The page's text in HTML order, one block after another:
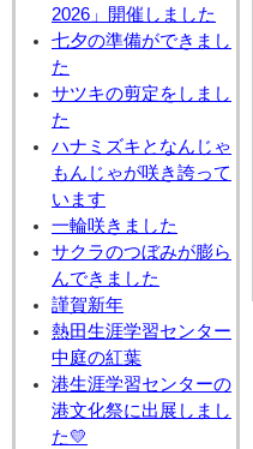
2026」開催しました
七夕の準備ができまし
た
サツキの剪定をしまし
た
ハナミズキとなんじゃ
もんじゃが咲き誇って
います
一輪咲きました
サクラのつぼみが膨ら
んできました
謹賀新年
熱田生涯学習センター
中庭の紅葉
港生涯学習センターの
港文化祭に出展しまし
た💛